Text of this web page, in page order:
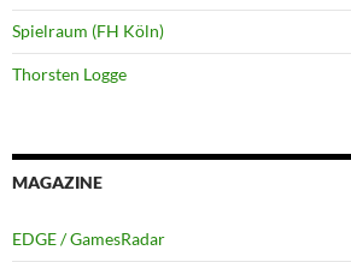
Spielraum (FH Köln)
Thorsten Logge
MAGAZINE
EDGE / GamesRadar